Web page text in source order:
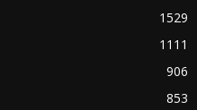
1529
1111
906
853